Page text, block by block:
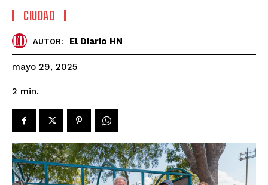
CIUDAD
AUTOR: El Diario HN
mayo 29, 2025
2 min.